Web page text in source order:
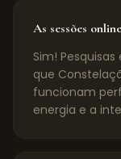
As sessões
Sim!
que
funcionam
energia e a